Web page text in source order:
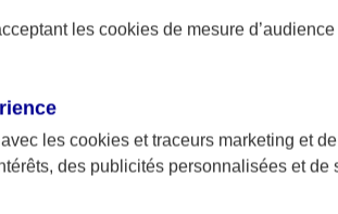
les cookies de mesure
les cookies et traceurs marketing et
des publicités personnalisées et